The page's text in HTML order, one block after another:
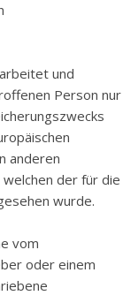
und
Person nur
anderen
der für die
wurde.
vom
oder einem